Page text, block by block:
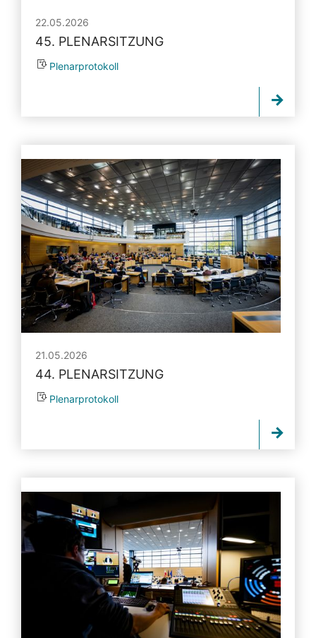
22.05.2026
45. PLENARSITZUNG
Plenarprotokoll
21.05.2026
44. PLENARSITZUNG
Plenarprotokoll